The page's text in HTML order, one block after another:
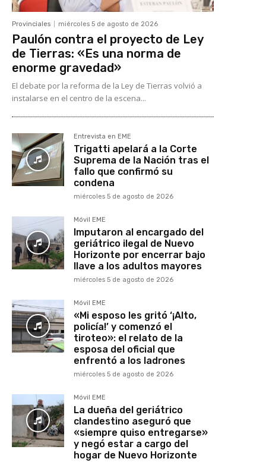
Provinciales miércoles 5 de agosto de 2026
Paulón contra el proyecto de Ley
de Tierras: «Es una norma de
enorme gravedad»
El debate por la reforma de la Ley de Tierras volvió a
instalarse en el centro de la escena...
Entrevista en EME
Trigatti apelará a la Corte
Suprema de la Nación tras el
fallo que confirmó su
condena
miércoles 5 de agosto de 2026
Móvil EME
Imputaron al encargado del
geriátrico ilegal de Nuevo
Horizonte por encerrar bajo
llave a los adultos mayores
miércoles 5 de agosto de 2026
Móvil EME
«Mi esposo les gritó ‘¡Alto,
policía!’ y comenzó el
tiroteo»: el relato de la
esposa del oficial que
enfrentó a los ladrones
miércoles 5 de agosto de 2026
Móvil EME
La dueña del geriátrico
clandestino aseguró que
«siempre quiso entregarse»
y negó estar a cargo del
hogar de Nuevo Horizonte